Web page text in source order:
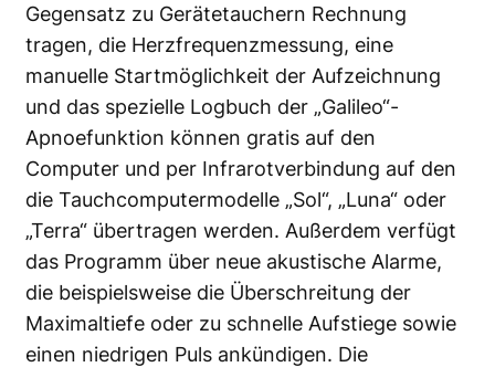
Gegensatz zu Gerätetauchern Rechnung
tragen, die Herzfrequenzmessung, eine
manuelle Startmöglichkeit der Aufzeichnung
und das spezielle Logbuch der „Galileo“-
Apnoefunktion können gratis auf den
Computer und per Infrarotverbindung auf den
die Tauchcomputermodelle „Sol“, „Luna“ oder
„Terra“ übertragen werden. Außerdem verfügt
das Programm über neue akustische Alarme,
die beispielsweise die Überschreitung der
Maximaltiefe oder zu schnelle Aufstiege sowie
einen niedrigen Puls ankündigen. Die